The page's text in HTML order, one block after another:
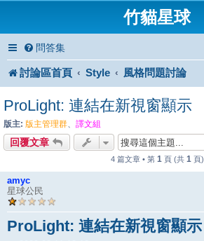
竹貓星球
問答集
討論區首頁 Style 風格問題討論
ProLight: 連結在新視窗顯示
版主: 版主管理群、 譯文組
回覆文章
4 篇文章 • 第 1 頁 (共 1 頁)
amyc
星球公民
ProLight: 連結在新視窗顯示